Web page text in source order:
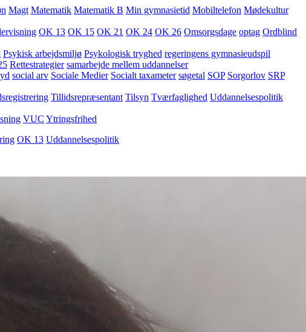
Magt Matematik Matematik B Min gymnasietid Mobiltelefon Mødekultur
OK 13 OK 15 OK 21 OK 24 OK 26 Omsorgsdage optag Ordblind
Psykisk arbejdsmiljø Psykologisk tryghed regeringens gymnasieudspil
Rettestrategier samarbejde mellem uddannelser
social arv Sociale Medier Socialt taxameter søgetal SOP Sorgorlov SRP
Tillidsrepræsentant Tilsyn Tværfaglighed Uddannelsespolitik
VUC Ytringsfrihed
OK 13 Uddannelsespolitik